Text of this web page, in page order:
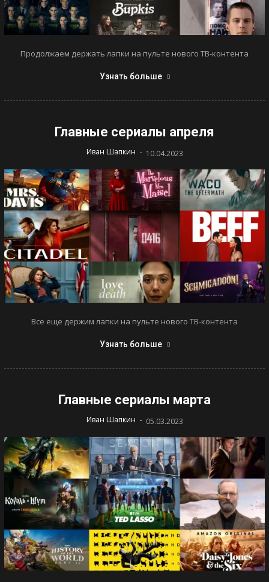
Продолжаем держать лапки на пульте нового ТВ-контента
Узнать больше
Главные сериалы апреля
Иван Шапкин - 10.04.2023
Все еще держим лапки на пульте нового ТВ-контента
Узнать больше
Главные сериалы марта
Иван Шапкин - 05.03.2023